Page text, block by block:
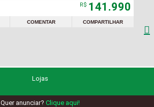
R$ 141.990
COMENTAR COMPARTILHAR

Lojas
Quer anunciar? Clique aqui!